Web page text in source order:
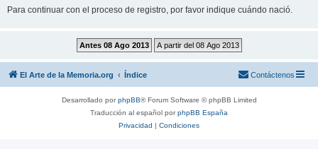
Para continuar con el proceso de registro, por favor indique cuándo nació.
El Arte de la Memoria.org Índice Contáctenos
Desarrollado porphpBB® Forum Software © phpBB Limited
Traducción al español porphpBB España
Privacidad | Condiciones